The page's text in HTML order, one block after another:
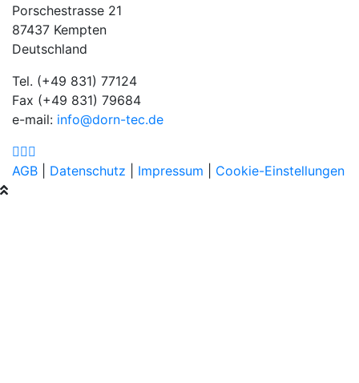
Porschestrasse 21
87437 Kempten
Deutschland
Tel. (+49 831) 77124
Fax (+49 831) 79684
e-mail: info@dorn-tec.de
AGB Datenschutz Impressum Cookie-Einstellungen